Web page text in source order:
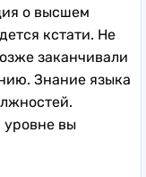
о высшем
кстати. Не
заканчивали
Знание языка
уровне вы